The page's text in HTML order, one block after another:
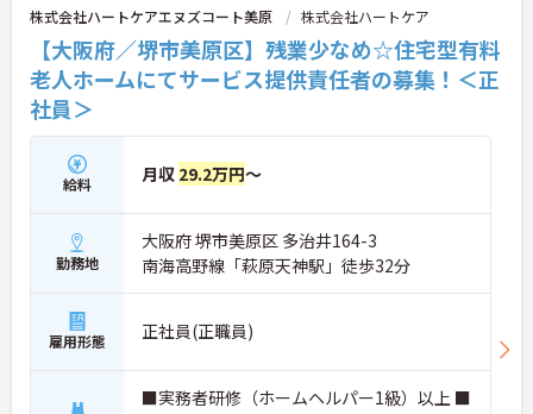
株式会社ハートケアエヌズコート美原 株式会社ハートケア
【大阪府／堺市美原区】残業少なめ☆住宅型有料
老人ホームにてサービス提供責任者の募集！＜正
社員＞
給料 月収 29.2万円～
勤務地
大阪府 堺市美原区 多治井164-3
南海高野線「萩原天神駅」徒歩32分
雇用形態 正社員(正職員)
■実務者研修（ホームヘルパー1級）以上 ■